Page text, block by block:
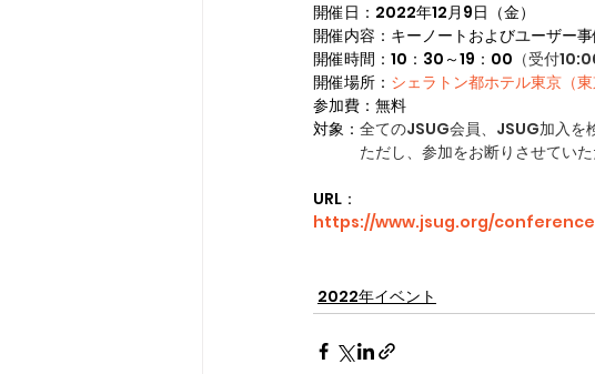
開催日：2022年12月9日（金）
開催内容：キーノートおよびユーザー
開催時間：10：30～19：00 （受付
開催場所： シェラトン都ホテル東京（東
参加費：無料
対象： 全てのJSUG会員、JSUG加入を
ただし、参加をお断りさせていただ
URL：
https://www.jsug.org/
2022年イベント